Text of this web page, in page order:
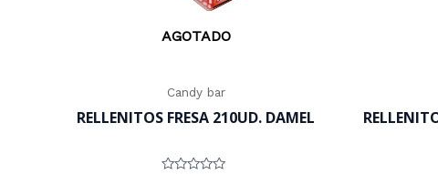
AGOTADO
Candy bar
RELLENITOS FRESA 210UD. DAMEL